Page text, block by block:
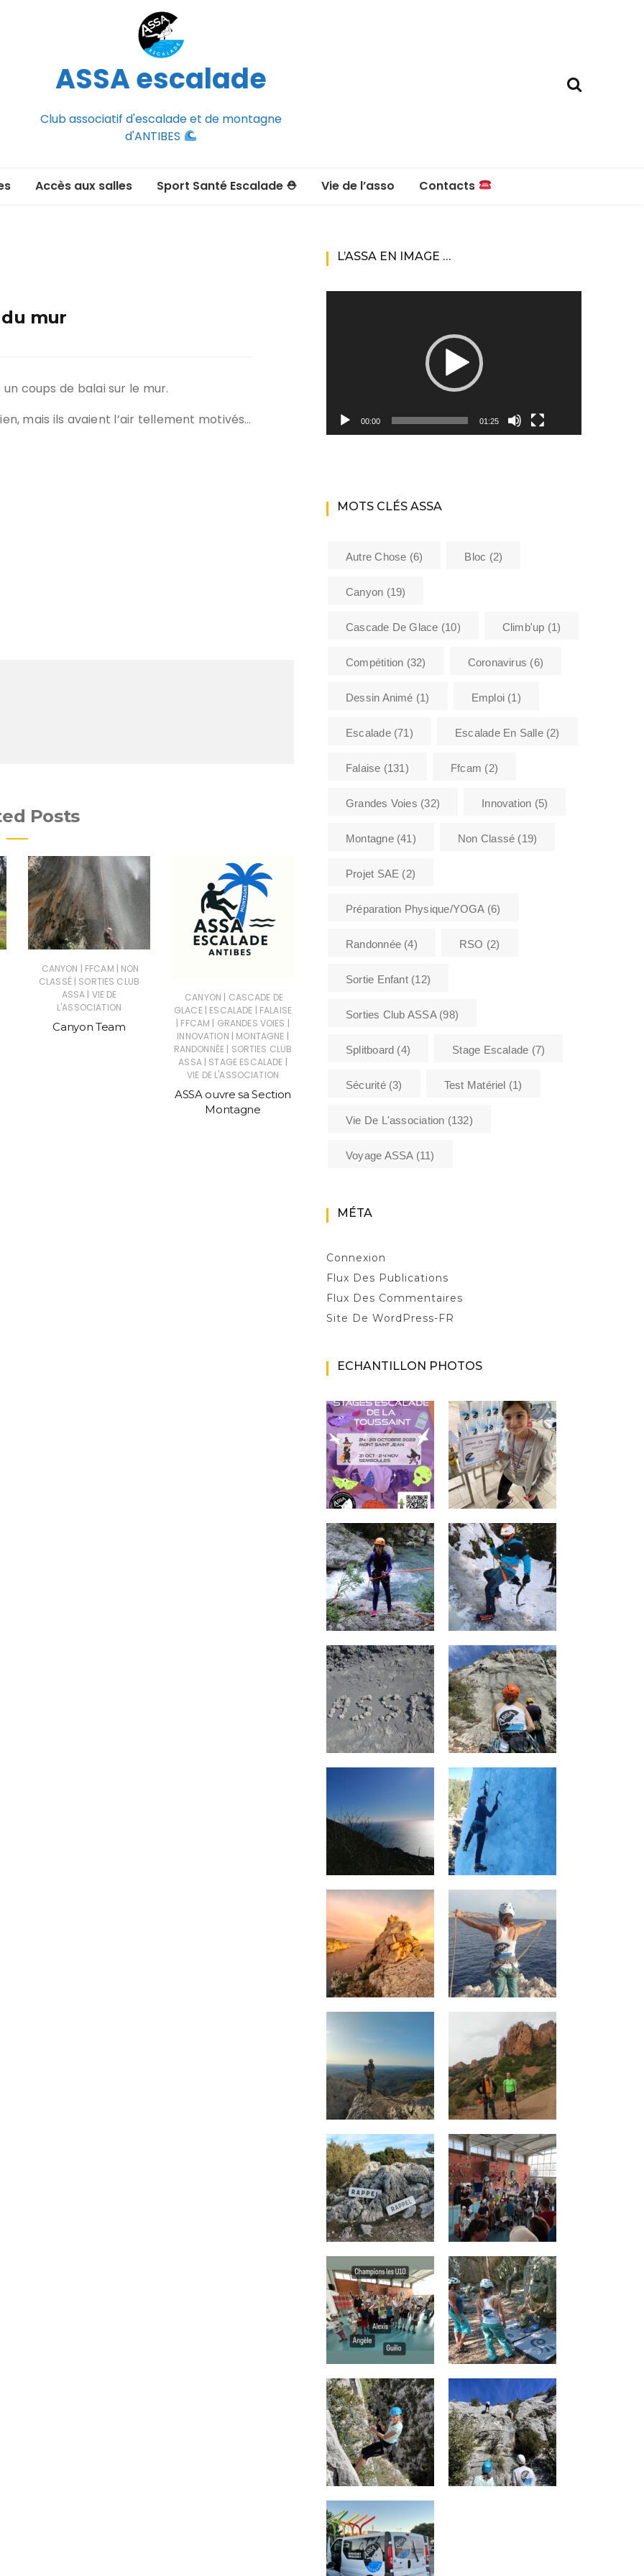
ASSA escalade
Club associatif d'escalade et de montagne
d'ANTIBES
événement non
sur Spond
Accès aux salles Sport Santé Escalade ⛑ Vie de l’asso
Contacts
Les encadrants du club
Sécurité
Contacts
mur
coups de balai sur le mur.
mais ils avaient l’air tellement motivés…
Posts
CANYON | FFCAM | NON
CLASSÉ | SORTIES CLUB
ASSA | VIE DE
L'ASSOCIATION
Canyon Team
CANYON | CASCADE DE
GLACE | ESCALADE | FALAISE
| FFCAM | GRANDES VOIES |
INNOVATION | MONTAGNE |
RANDONNÉE | SORTIES CLUB
ASSA | STAGE ESCALADE |
VIE DE L'ASSOCIATION
ASSA ouvre sa Section
Montagne
L'ASSOCIATION
sortie
L’ASSA EN IMAGE …
00:00 01:25
MOTS CLÉS ASSA
Autre Chose (6) Bloc (2)
Canyon (19)
Cascade De Glace (10) Climb'up (1)
Compétition (32) Coronavirus (6)
Dessin Animé (1) Emploi(1)
Escalade(71) Escalade En Salle(2)
Falaise (131) Ffcam (2)
Grandes Voies (32) Innovation (5)
Montagne(41) Non Classé (19)
Projet SAE (2)
Préparation Physique/YOGA(6)
Randonnée (4) RSO (2)
Sortie Enfant(12)
Sorties Club ASSA(98)
Splitboard (4) Stage Escalade (7)
Sécurité(3) Test Matériel (1)
Vie De L'association (132)
Voyage ASSA(11)
MÉTA
Connexion
Flux Des Publications
Flux Des Commentaires
Site De WordPress-FR
ECHANTILLON PHOTOS